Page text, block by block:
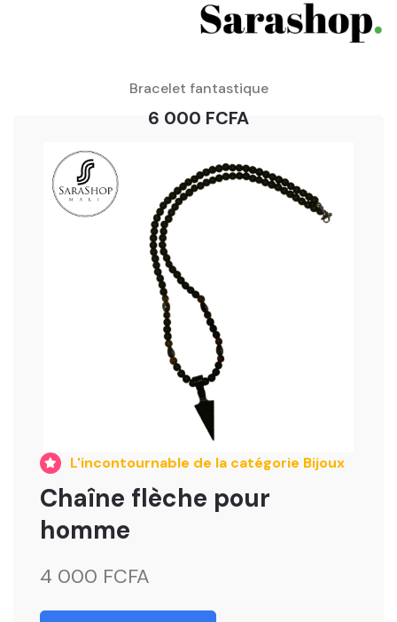
Bracelet fantastique
6 000 FCFA
L'incontournable de la catégorie Bijoux
Chaîne flèche pour
homme
4 000 FCFA